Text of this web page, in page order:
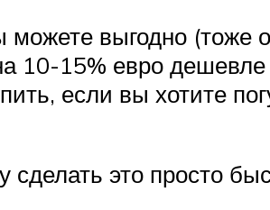
выгодно (тоже
10-15% евро
если вы хотите
это просто